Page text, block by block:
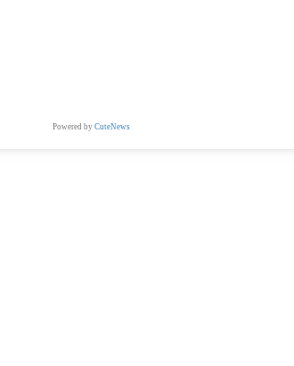
Powered by CuteNews